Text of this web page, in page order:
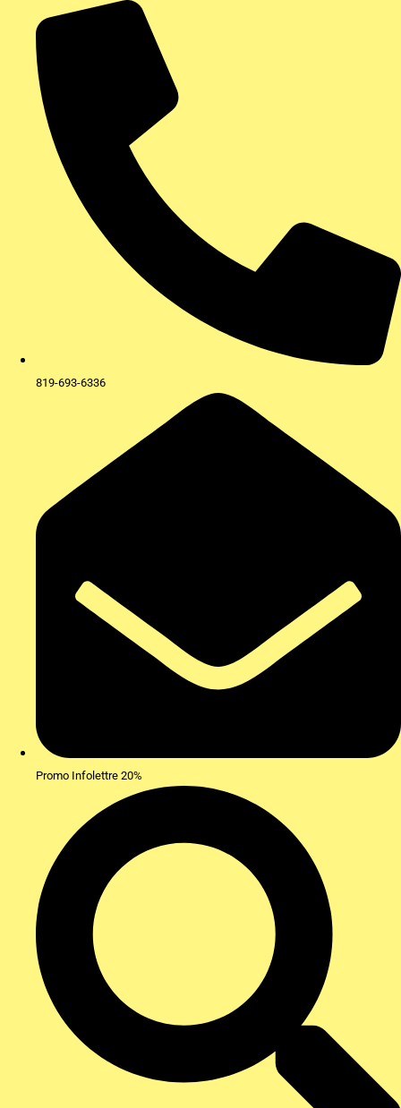
contenu
819-693-6336
Promo Infolettre 20%